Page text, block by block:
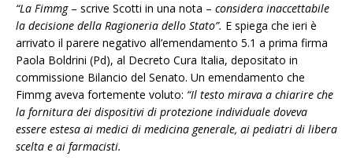
“La Fimmg– scrive Scotti in una nota – considera inaccettabile
la decisione della Ragioneria dello Stato”. E spiega che ieri è
arrivato il parere negativo all’emendamento 5.1 a prima firma
Paola Boldrini (Pd), al Decreto Cura Italia, depositato in
commissione Bilancio del Senato. Un emendamento che
Fimmg aveva fortemente voluto: “Il testo mirava a chiarire che
la fornitura dei dispositivi di protezione individuale doveva
essere estesa ai medici di medicina generale, ai pediatri di libera
scelta e ai farmacisti.